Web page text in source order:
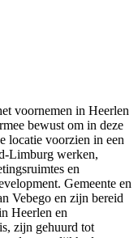
voornemen in Heerlen
bewust om in deze
locatie voorzien in een
Limburg werken,
en
Gemeente en
Vebego en zijn bereid
Heerlen en
zijn gehuurd tot